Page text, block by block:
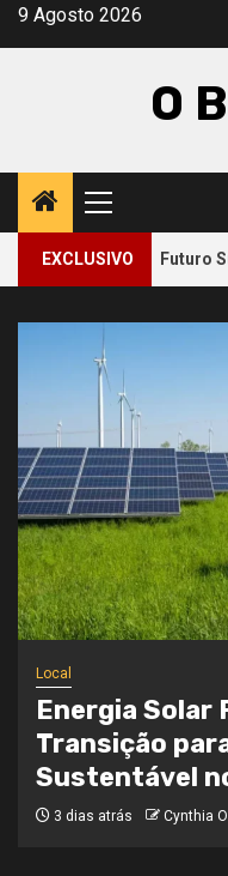
Avançar
9 Agosto 2026
O
Menu
principal
EXCLUSIVO
um Futuro Sustentável
Local
Onde a
Caminho
3 semanas atrás